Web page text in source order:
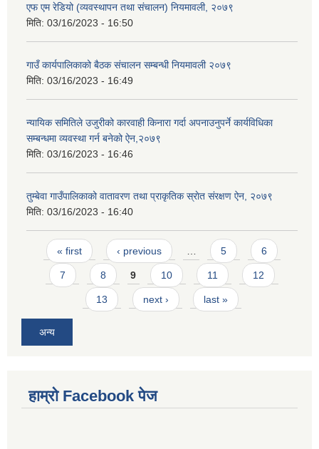
एफ एम रेडियो (व्यवस्थापन तथा संचालन) नियमावली, २०७९
मिति: 03/16/2023 - 16:50
गाउँ कार्यपालिकाको बैठक संचालन सम्बन्धी नियमावली २०७९
मिति: 03/16/2023 - 16:49
न्यायिक समितिले उजुरीको कारवाही किनारा गर्दा अपनाउनुपर्ने कार्यविधिका
सम्बन्धमा व्यवस्था गर्न बनेको ऐन,२०७९
मिति: 03/16/2023 - 16:46
तुम्बेवा गाउँपालिकाको वातावरण तथा प्राकृतिक स्राेत संरक्षण ऐन, २०७९
मिति: 03/16/2023 - 16:40
Pages
« first ‹ previous 5 6
7 8 9 10 11 12
13 next › last »
अन्य
हाम्राे Facebook पेज